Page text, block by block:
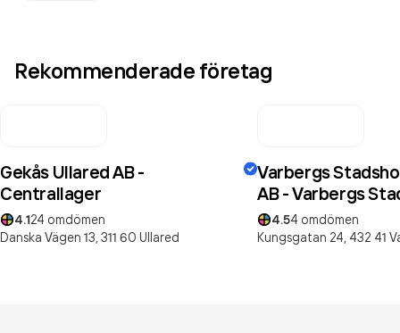
Rekommenderade företag
Gekås Ullared AB -
Centrallager
4.124 omdömen
Danska Vägen 13, 311 60 Ullared
Varbergs
AB - Varbergs
4.54 omdömen
Kungsgatan 24, 432 41